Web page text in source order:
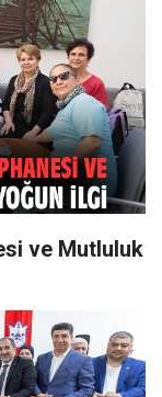
ve Mutluluk